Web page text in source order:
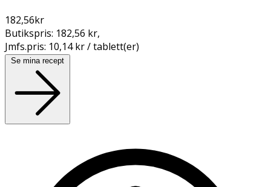
182,56kr
Butikspris: 182,56 kr,
Jmfs.pris: 10,14 kr / tablett(er)
Se mina recept